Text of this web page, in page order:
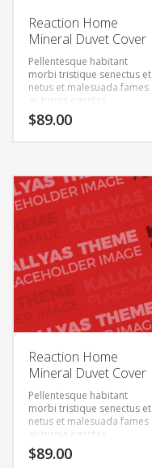
Reaction Home
Mineral Duvet Cover
Pellentesque habitant
morbi tristique senectus et
netus et malesuada fames
ac turpis egestas.
Vestibulum tortor quam,
feugiat vitae, ultricies eget,
Aenean ultricies mi vitae
est. Mauris placerat
eleifend leo.
$89.00
Reaction Home
Mineral Duvet Cover
Pellentesque habitant
morbi tristique senectus et
netus et malesuada fames
ac turpis egestas.
Vestibulum tortor quam,
feugiat vitae, ultricies eget,
$89.00